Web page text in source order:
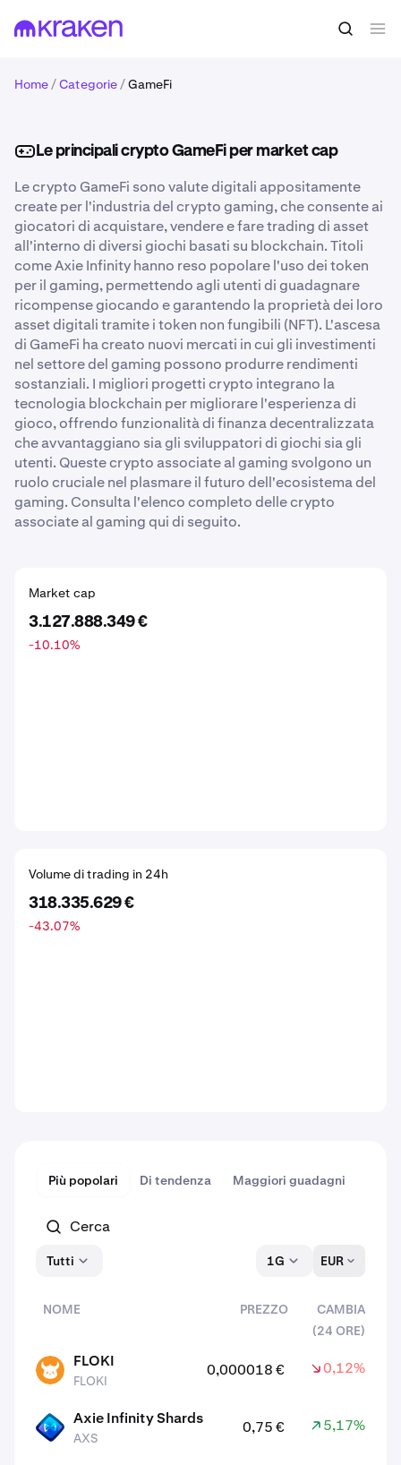
Home/Categorie/GameFi
Le principali crypto GameFi per market cap
Le crypto GameFi sono valute digitali appositamente
create per l'industria del crypto gaming, che consente ai
giocatori di acquistare, vendere e fare trading di asset
all'interno di diversi giochi basati su blockchain. Titoli
come Axie Infinity hanno reso popolare l'uso dei token
per il gaming, permettendo agli utenti di guadagnare
ricompense giocando e garantendo la proprietà dei loro
asset digitali tramite i token non fungibili (NFT). L'ascesa
di GameFi ha creato nuovi mercati in cui gli investimenti
nel settore del gaming possono produrre rendimenti
sostanziali. I migliori progetti crypto integrano la
tecnologia blockchain per migliorare l'esperienza di
gioco, offrendo funzionalità di finanza decentralizzata
che avvantaggiano sia gli sviluppatori di giochi sia gli
utenti. Queste crypto associate al gaming svolgono un
ruolo cruciale nel plasmare il futuro dell'ecosistema del
gaming. Consulta l'elenco completo delle crypto
associate al gaming qui di seguito.
Market cap
3.127.888.349 €
-10.10%
Volume di trading in 24h
318.335.629 €
-43.07%
Più popolari Di tendenza Maggiori guadagni
Tutti 1G EUR
NOME PREZZO
CAMBIA
(24 ORE)
FLOKI FLOKI
FLOKI
0,000018 € 0,12%
AXS Axie Infinity Shards
AXS
0,75 € 5,17%